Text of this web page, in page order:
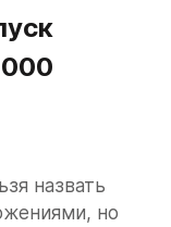
назвать
но